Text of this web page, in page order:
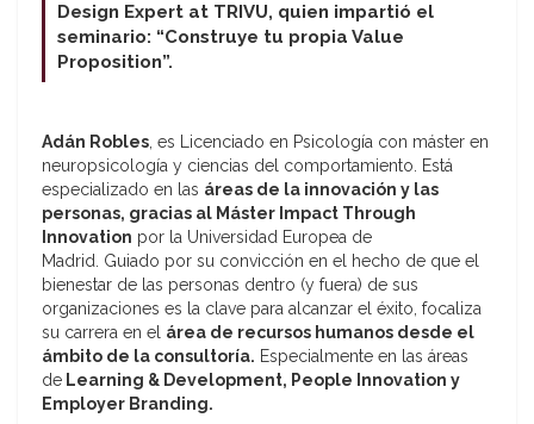
Design Expert at TRIVU, quien impartió el
seminario: “Construye tu propia Value
Proposition”.
Adán Robles, es Licenciado en Psicología con máster en
neuropsicología y ciencias del comportamiento. Está
especializado en las áreas de la innovación y las
personas, gracias al Máster Impact Through
Innovation por la Universidad Europea de
Madrid. Guiado por su convicción en el hecho de que el
bienestar de las personas dentro (y fuera) de sus
organizaciones es la clave para alcanzar el éxito, focaliza
su carrera en el área de recursos humanos desde el
ámbito de la consultoría. Especialmente en las áreas
de Learning & Development, People Innovation y
Employer Branding.